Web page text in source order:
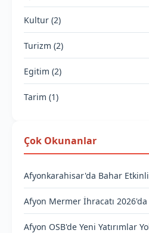
Kultur (2)
Turizm (2)
Egitim (2)
Tarim (1)
Çok Okunanlar
Afyonkarahisar'da Bahar
Afyon Mermer İhracatı 2026'da
Afyon OSB'de Yeni Yatırımlar